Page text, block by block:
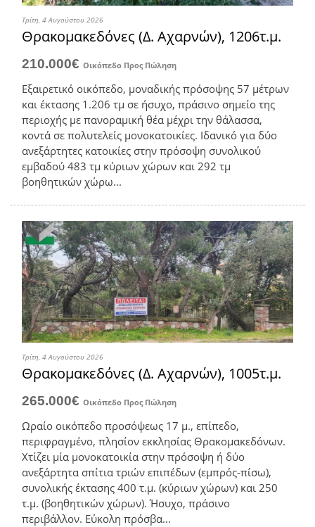
Τρίτη, 4 Αυγούστου 2026
Θρακομακεδόνες (Δ. Αχαρνών), 1206τ.μ.
210.000€Οικόπεδο Προς Πώληση
Εξαιρετικό οικόπεδο, μοναδικής πρόσοψης 57 μέτρων
και έκτασης 1.206 τμ σε ήσυχο, πράσινο σημείο της
περιοχής με πανοραμική θέα μέχρι την θάλασσα,
κοντά σε πολυτελείς μονοκατοικίες. Ιδανικό για δύο
ανεξάρτητες κατοικίες στην πρόσοψη συνολικού
εμβαδού 483 τμ κύριων χώρων και 292 τμ
βοηθητικών χώρω...
Τρίτη, 4 Αυγούστου 2026
Θρακομακεδόνες (Δ. Αχαρνών), 1005τ.μ.
265.000€Οικόπεδο Προς Πώληση
Ωραίο οικόπεδο προσόψεως 17 μ., επίπεδο,
περιφραγμένο, πλησίον εκκλησίας Θρακομακεδόνων.
Χτίζει μία μονοκατοικία στην πρόσοψη ή δύο
ανεξάρτητα σπίτια τριών επιπέδων (εμπρός-πίσω),
συνολικής έκτασης 400 τ.μ. (κύριων χώρων) και 250
τ.μ. (βοηθητικών χώρων). Ήσυχο, πράσινο
περιβάλλον. Εύκολη πρόσβα...